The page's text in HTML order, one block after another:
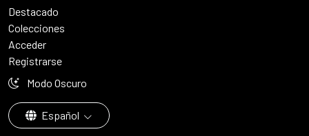
Destacado
Colecciones
Acceder
Registrarse
Modo Oscuro
Español